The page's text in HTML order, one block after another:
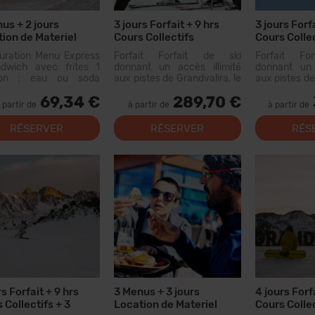
+ 2 jours
de Materiel
Menu Express
avec frites 1
: eau ou soda
aromatisées) Menu
dans les
suivants :
: Xiri El Forn Tarter :
partir de 69,34 €
RÉSERVER
3 jours Forfait + 9 hrs
Cours Collectifs
Forfait Forfait de ski
donnant un accès illimité
aux pistes de Grandvalira, le
des Pyrénées. Avec ce
forfait, vous pourrez
parcourir...
à partir de 289,70 €
RÉSERVER
3 jours
Cours
Location
Forfait
donnant
aux pistes
des
forfait,
parcourir...
à partir de
Forfait + 9 hrs
Collectifs + 3
3 Menus + 3 jours
Location de Materiel
4 jours
Cours